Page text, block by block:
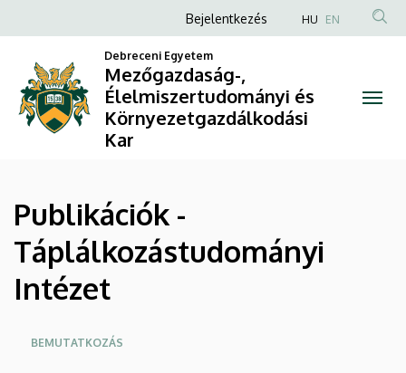
Táplálkozástudományi
Intézet
Mezőgazdaság-,
Élelmiszertudományi
és
Kar
a
Anonim
fiók
menüje
Bejelentkezés HU EN
Debreceni Egyetem
Mezőgazdaság-,
Élelmiszertudományi és
Környezetgazdálkodási
Kar
Publikációk -
Táplálkozástudományi
Intézet
Oldalmenü
BEMUTATKOZÁS